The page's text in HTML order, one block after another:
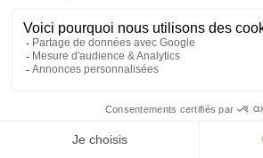
Informations légales
→ Mentions légales
→ Certifications & Labels